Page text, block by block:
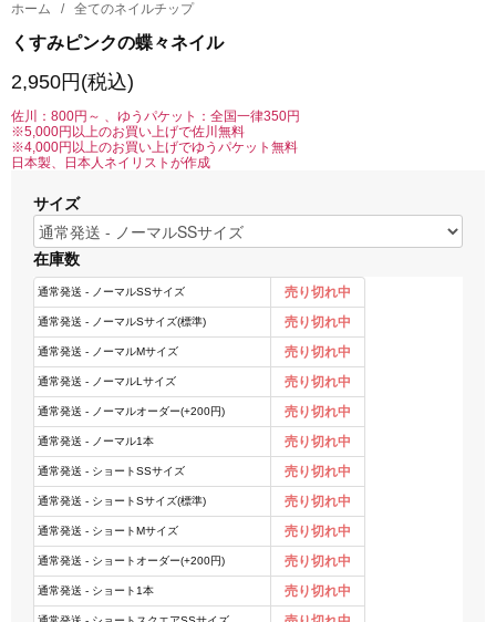
ホーム / 全てのネイルチップ
くすみピンクの蝶々ネイル
2,950円(税込)
佐川：800円～ 、ゆうパケット：全国一律350円
※5,000円以上のお買い上げで佐川無料
※4,000円以上のお買い上げでゆうパケット無料
日本製、日本人ネイリストが作成
サイズ
在庫数